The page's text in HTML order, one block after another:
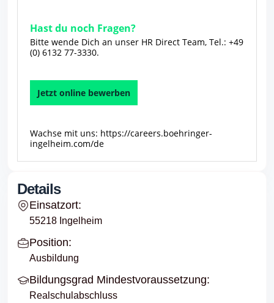
Hast du noch Fragen?
Bitte wende Dich an unser HR Direct Team, Tel.: +49
(0) 6132 77-3330.
Jetzt online bewerben
Wachse mit uns: https://careers.boehringer-
ingelheim.com/de
Details
Einsatzort:
55218 Ingelheim
Position:
Ausbildung
Bildungsgrad Mindestvoraussetzung:
Realschulabschluss